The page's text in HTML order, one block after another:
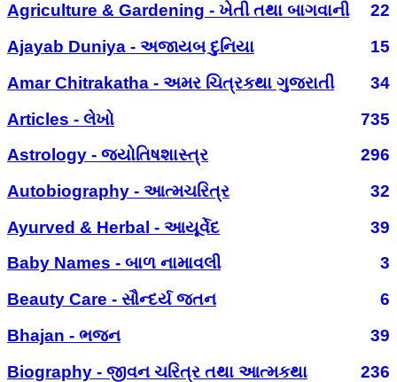
Agriculture & Gardening - ખેતી તથા બાગવાની
22
Ajayab Duniya - અજાયબ દુનિયા
15
Amar Chitrakatha - અમર ચિત્રકથા ગુજરાતી
34
Articles - લેખો
735
Astrology - જ્યોતિષશાસ્ત્ર
296
Autobiography - આત્મચરિત્ર
32
Ayurved & Herbal - આયૂર્વેદ
39
Baby Names - બાળ નામાવલી
3
Beauty Care - સૌન્દર્ય જતન
6
Bhajan - ભજન
39
Biography - જીવન ચરિત્ર તથા આત્મકથા
236